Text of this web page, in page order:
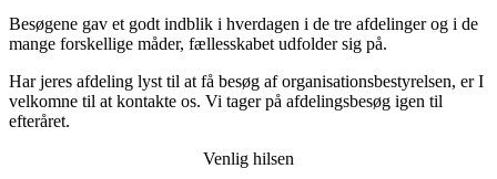
Besøgene gav et godt indblik i hverdagen i de tre afdelinger og i de
mange forskellige måder, fællesskabet udfolder sig på.
Har jeres afdeling lyst til at få besøg af organisationsbestyrelsen, er I
velkomne til at kontakte os. Vi tager på afdelingsbesøg igen til
efteråret.
Venlig hilsen